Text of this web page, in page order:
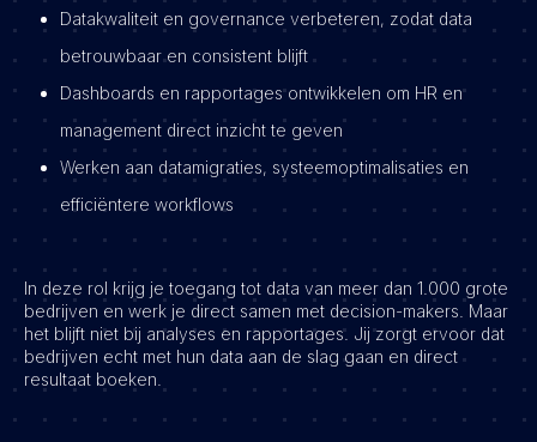
Datakwaliteit en governance verbeteren, zodat data
betrouwbaar en consistent blijft
Dashboards en rapportages ontwikkelen om HR en
management direct inzicht te geven
Werken aan datamigraties, systeemoptimalisaties en
efficiëntere workflows
In deze rol krijg je toegang tot data van meer dan 1.000 grote
bedrijven en werk je direct samen met decision-makers. Maar
het blijft niet bij analyses en rapportages. Jij zorgt ervoor dat
bedrijven echt met hun data aan de slag gaan en direct
resultaat boeken.